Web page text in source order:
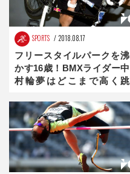
SPORTS 2018.08.17
フリースタイルパークを沸
かす16歳！BMXライダー中
村輪夢はどこまで高く跳